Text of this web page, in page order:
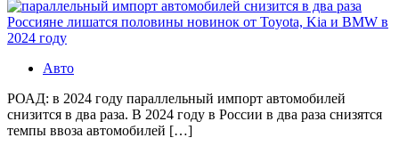
Россияне лишатся половины новинок от Toyota, Kia и BMW в
2024 году
Авто
РОАД: в 2024 году параллельный импорт автомобилей
снизится в два раза. В 2024 году в России в два раза снизятся
темпы ввоза автомобилей […]